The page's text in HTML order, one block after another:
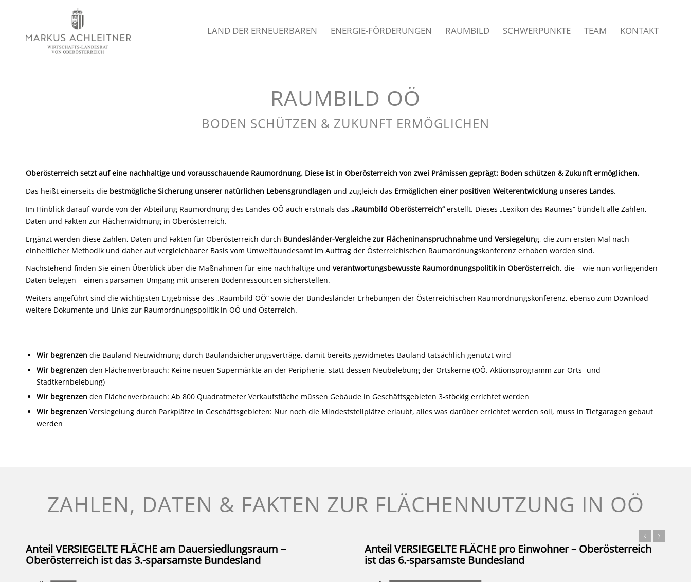
LAND DER ERNEUERBAREN ENERGIE-FÖRDERUNGEN RAUMBILD SCHWERPUNKTE TEAM KONTAKT
RAUMBILD OÖ
BODEN SCHÜTZEN & ZUKUNFT ERMÖGLICHEN
Oberösterreich setzt auf eine nachhaltige und vorausschauende Raumordnung. Diese ist in Oberösterreich von zwei Prämissen geprägt: Boden schützen & Zukunft ermöglichen.
Das heißt einerseits die bestmögliche Sicherung unserer natürlichen Lebensgrundlagen und zugleich das Ermöglichen einer positiven Weiterentwicklung unseres Landes.
Im Hinblick darauf wurde von der Abteilung Raumordnung des Landes OÖ auch erstmals das „Raumbild Oberösterreich“erstellt. Dieses „Lexikon des Raumes“ bündelt alle Zahlen,
Daten und Fakten zur Flächenwidmung in Oberösterreich.
Ergänzt werden diese Zahlen, Daten und Fakten für Oberösterreich durch Bundesländer-Vergleiche zur Flächeninanspruchnahme und Versiegelung, die zum ersten Mal nach
einheitlicher Methodik und daher auf vergleichbarer Basis vom Umweltbundesamt im Auftrag der Österreichischen Raumordnungskonferenz erhoben worden sind.
Nachstehend finden Sie einen Überblick über die Maßnahmen für eine nachhaltige und verantwortungsbewusste Raumordnungspolitik in Oberösterreich, die – wie nun vorliegenden
Daten belegen – einen sparsamen Umgang mit unseren Bodenressourcen sicherstellen.
Weiters angeführt sind die wichtigsten Ergebnisse des „Raumbild OÖ“ sowie der Bundesländer-Erhebungen der Österreichischen Raumordnungskonferenz, ebenso zum Download
weitere Dokumente und Links zur Raumordnungspolitik in OÖ und Österreich.
Wir begrenzen die Bauland-Neuwidmung durch Baulandsicherungsverträge, damit bereits gewidmetes Bauland tatsächlich genutzt wird
Wir begrenzen den Flächenverbrauch: Keine neuen Supermärkte an der Peripherie, statt dessen Neubelebung der Ortskerne (OÖ. Aktionsprogramm zur Orts- und
Stadtkernbelebung)
Wir begrenzen den Flächenverbrauch: Ab 800 Quadratmeter Verkaufsfläche müssen Gebäude in Geschäftsgebieten 3-stöckig errichtet werden
Wir begrenzen Versiegelung durch Parkplätze in Geschäftsgebieten: Nur noch die Mindeststellplätze erlaubt, alles was darüber errichtet werden soll, muss in Tiefgaragen gebaut
werden
ZAHLEN, DATEN & FAKTEN ZUR FLÄCHENNUTZUNG IN OÖ
AnteilVERSIEGELTE FLÄCHE am Dauersiedlungsraum –
Oberösterreich ist das 3.-sparsamste Bundesland
AnteilVERSIEGELTE FLÄCHE pro Einwohner – Oberösterreich
ist das 6.-sparsamste Bundesland